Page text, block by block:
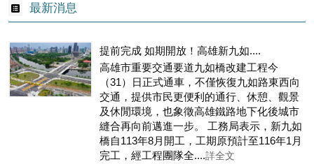
最新消息
提前完成 如期開放！高雄新九如....
高雄市重要交通要道九如橋改建工程今
（31）日正式通車，不僅恢復九如路東西向
交通，提供市民更便利的通行、休憩、觀景
及休閒環境，也象徵高雄鐵路地下化後城市
縫合再向前邁進一步。 工務局表示，新九如
橋自113年8月開工，工期原預計至116年1月
完工，經工程團隊全....詳全文